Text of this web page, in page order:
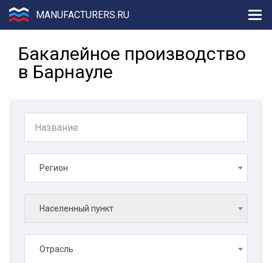
MANUFACTURERS.RU
Бакалейное производство
в Барнауле
Регион
Населенный пункт
Отрасль